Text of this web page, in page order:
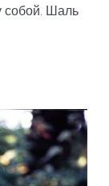
собой. Шаль